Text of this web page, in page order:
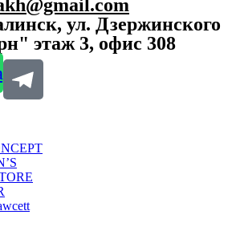
ул. Дзержинского
этаж 3, офис 308